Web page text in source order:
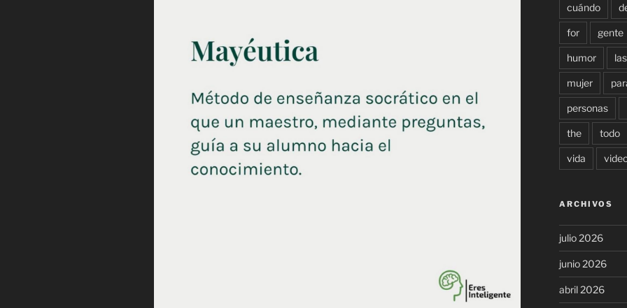
cuándo
for gente
humor las
mujer
personas
the todo
vida
ARCHIVOS
julio 2026
junio 2026
abril 2026